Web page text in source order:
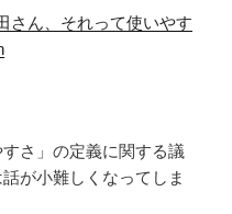
さん、それって使いやす
さ」の定義に関する議
が小難しくなってしま